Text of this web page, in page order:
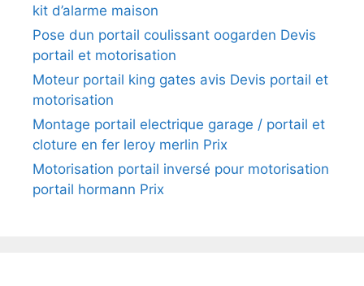
kit d’alarme maison
Pose dun portail coulissant oogarden Devis
portail et motorisation
Moteur portail king gates avis Devis portail et
motorisation
Montage portail electrique garage / portail et
cloture en fer leroy merlin Prix
Motorisation portail inversé pour motorisation
portail hormann Prix